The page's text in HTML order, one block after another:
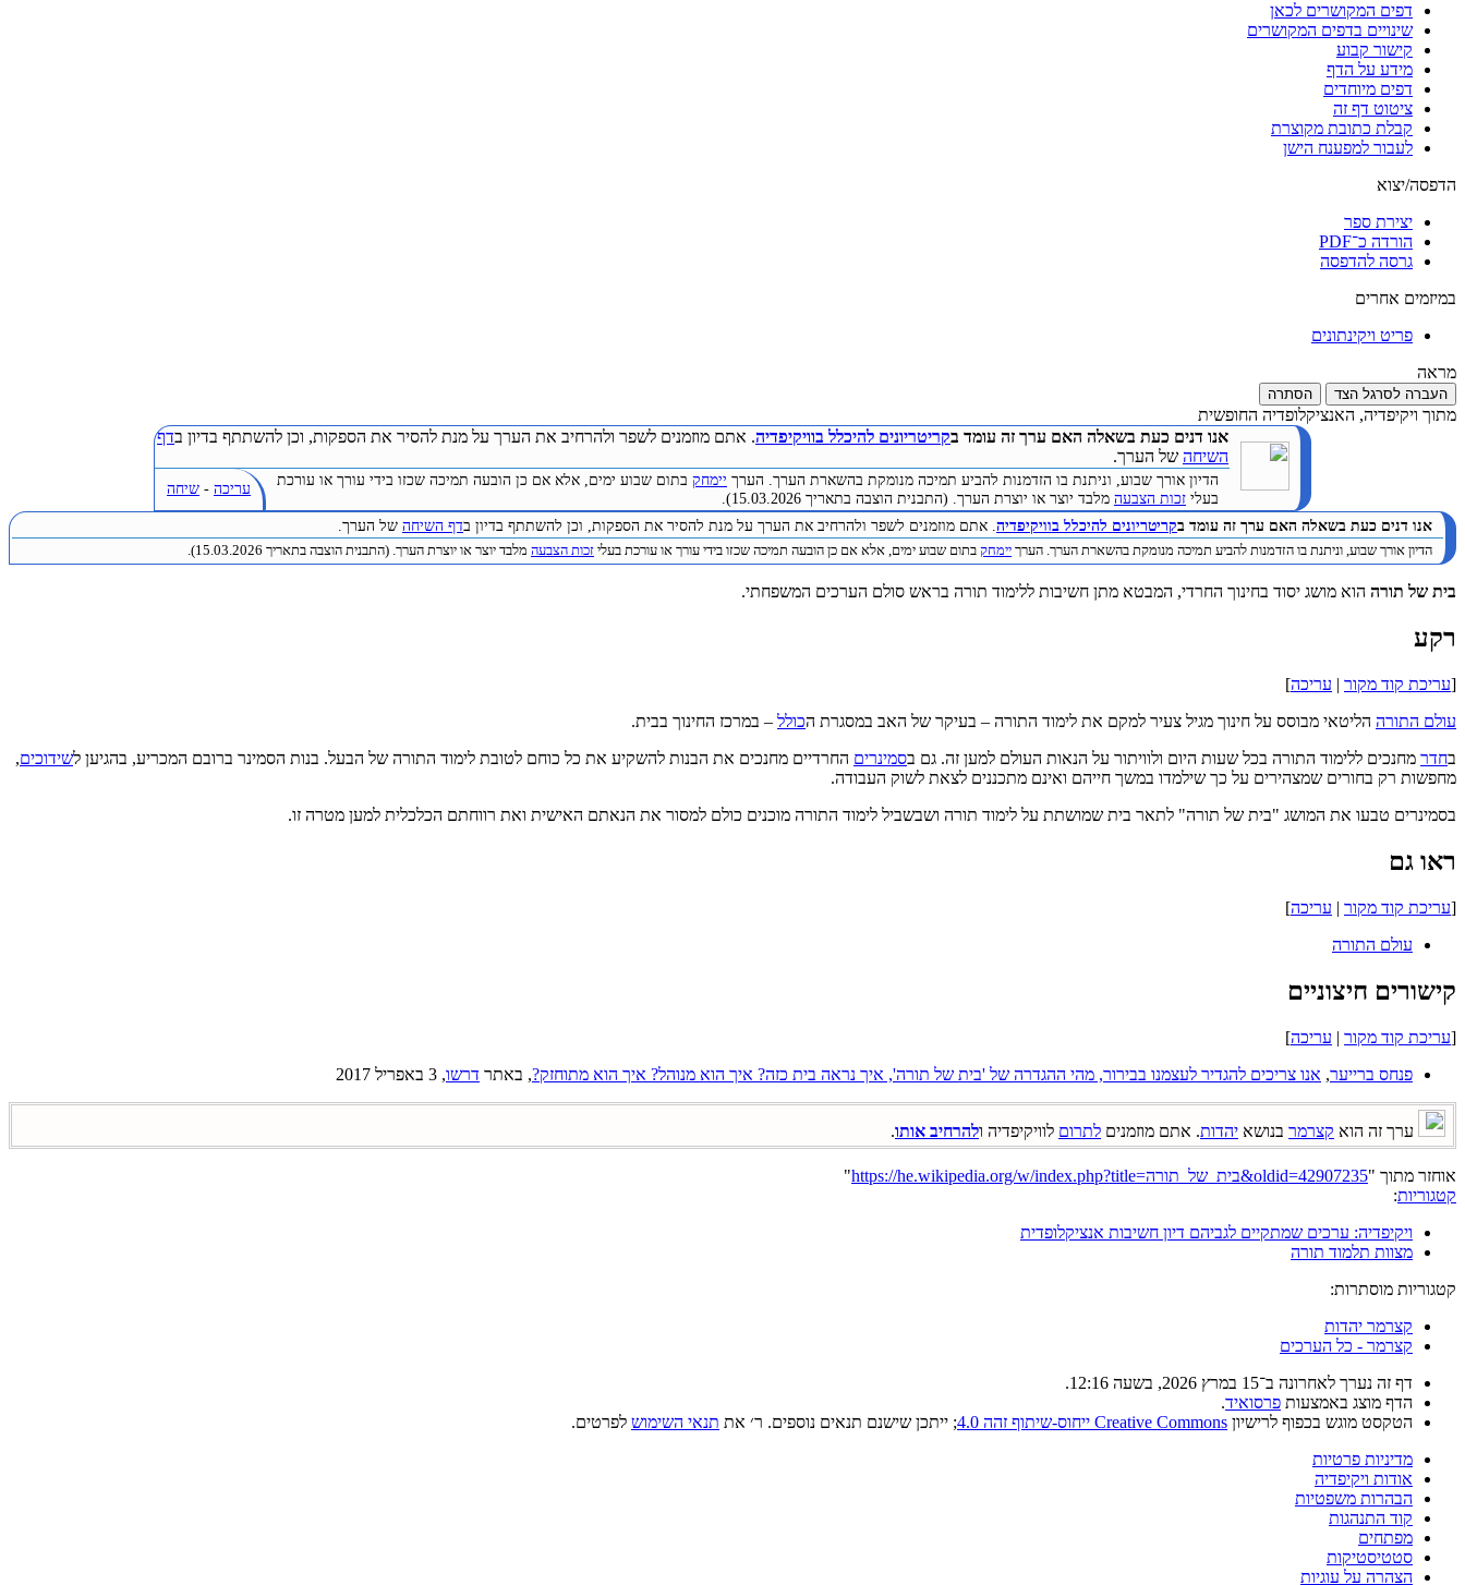
דפים המקושרים לכאן
שינויים בדפים המקושרים
קישור קבוע
מידע על הדף
דפים מיוחדים
ציטוט דף זה
קבלת כתובת מקוצרת
לעבור למפענח הישן
הדפסה/יצוא
יצירת ספר
הורדה כ־PDF
גרסה להדפסה
במיזמים אחרים
פריט ויקינתונים
מראה
העברה לסרגל הצד הסתרה
מתוך ויקיפדיה, האנציקלופדיה החופשית
אנו דנים כעת בשאלה האם ערך זה עומד בקריטריונים להיכלל בוויקיפדיה. אתם מוזמנים לשפר ולהרחיב את הערך על מנת להסיר את הספקות, וכן להשתתף בדיון בדף
השיחה של הערך.
הדיון אורך שבוע, וניתנת בו הזדמנות להביע תמיכה מנומקת בהשארת הערך. הערך יימחק בתום שבוע ימים, אלא אם כן הובעה תמיכה שכזו בידי עורך או עורכת
בעלי זכות הצבעה מלבד יוצר או יוצרת הערך. (התבנית הוצבה בתאריך 15.03.2026).
עריכה - שיחה
אנו דנים כעת בשאלה האם ערך זה עומד בקריטריונים להיכלל בוויקיפדיה. אתם מוזמנים לשפר ולהרחיב את הערך על מנת להסיר את הספקות, וכן להשתתף בדיון בדף השיחה של הערך.
הדיון אורך שבוע, וניתנת בו הזדמנות להביע תמיכה מנומקת בהשארת הערך. הערך יימחק בתום שבוע ימים, אלא אם כן הובעה תמיכה שכזו בידי עורך או עורכת בעלי זכות הצבעה מלבד יוצר או יוצרת הערך. (התבנית הוצבה בתאריך 15.03.2026).
בית של תורה הוא מושג יסוד בחינוך החרדי, המבטא מתן חשיבות ללימוד תורה בראש סולם הערכים המשפחתי.
רקע
[עריכת קוד מקור | עריכה]
עולם התורה הליטאי מבוסס על חינוך מגיל צעיר למקם את לימוד התורה – בעיקר של האב במסגרת הכולל – במרכז החינוך בבית.
בחדר מחנכים ללימוד התורה בכל שעות היום ולוויתור על הנאות העולם למען זה. גם בסמינרים החרדיים מחנכים את הבנות להשקיע את כל כוחם לטובת לימוד התורה של הבעל. בנות הסמינר ברובם המכריע, בהגיען לשידוכים,
מחפשות רק בחורים שמצהירים על כך שילמדו במשך חייהם ואינם מתכננים לצאת לשוק העבודה.
בסמינרים טבעו את המושג "בית של תורה" לתאר בית שמושתת על לימוד תורה ושבשביל לימוד התורה מוכנים כולם למסור את הנאתם האישית ואת רווחתם הכלכלית למען מטרה זו.
ראו גם
[עריכת קוד מקור | עריכה]
עולם התורה
קישורים חיצוניים
[עריכת קוד מקור | עריכה]
פנחס ברייער, אנו צריכים להגדיר לעצמנו בבירור, מהי ההגדרה של 'בית של תורה', איך נראה בית כזה? איך הוא מנוהל? איך הוא מתוחזק?, באתר דרשו, 3 באפריל 2017
ערך זה הוא קצרמר בנושא יהדות. אתם מוזמנים לתרום לוויקיפדיה ולהרחיב אותו.
אוחזר מתוך "https://he.wikipedia.org/w/index.php?title=בית_של_תורה&oldid=42907235
"
קטגוריות:
ויקיפדיה: ערכים שמתקיים לגביהם דיון חשיבות אנציקלופדית
מצוות תלמוד תורה
קטגוריות מוסתרות:
קצרמר יהדות
קצרמר - כל הערכים
דף זה נערך לאחרונה ב־15 במרץ 2026, בשעה 12:16.
הדף מוצג באמצעות פרסואיד.
הטקסט מוגש בכפוף לרישיון Creative Commons ייחוס-שיתוף זהה 4.0 ; ייתכן שישנם תנאים נוספים. ר׳ את תנאי השימוש לפרטים.
מדיניות פרטיות
אודות ויקיפדיה
הבהרות משפטיות
קוד התנהגות
מפתחים
סטטיסטיקות
הצהרה על עוגיות